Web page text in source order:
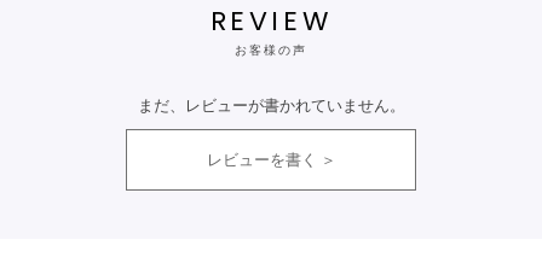
REVIEW
お客様の声
まだ、レビューが書かれていません。
レビューを書く